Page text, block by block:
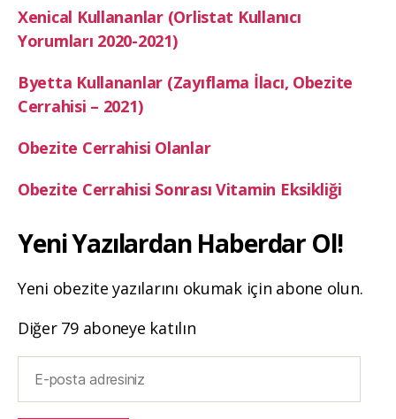
Xenical Kullananlar (Orlistat Kullanıcı
Yorumları 2020-2021)
Byetta Kullananlar (Zayıflama İlacı, Obezite
Cerrahisi – 2021)
Obezite Cerrahisi Olanlar
Obezite Cerrahisi Sonrası Vitamin Eksikliği
Yeni Yazılardan Haberdar Ol!
Yeni obezite yazılarını okumak için abone olun.
Diğer 79 aboneye katılın
posta
adresiniz